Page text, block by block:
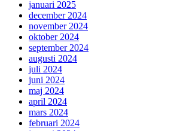
januari 2025
december 2024
november 2024
oktober 2024
september 2024
augusti 2024
juli 2024
juni 2024
maj 2024
april 2024
mars 2024
februari 2024